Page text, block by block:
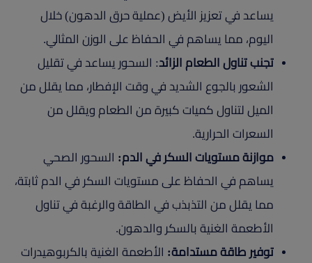
يساعد في تعزيز الأيض (عملية حرق الدهون) خلال
اليوم، مما يساهم في الحفاظ على الوزن المثالي.
تجنب تناول الطعام الزائد: السحور يساعد في تقليل
الشعور بالجوع الشديد في وقت الإفطار، مما يقلل من
الميل لتناول كميات كبيرة من الطعام ويقلل من
السعرات الحرارية.
موازنة مستويات السكر في الدم:
السحور الصحي
يساهم في الحفاظ على مستويات السكر في الدم ثابتة،
مما يقلل من التذبذب في الطاقة والرغبة في تناول
الأطعمة الغنية بالسكر والدهون.
توفير طاقة مستدامة:
الأطعمة الغنية بالكربوهيدرات